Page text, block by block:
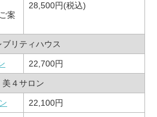
案
28,500円(税込)
ブリティハウス
22,700円
美４サロン
22,100円